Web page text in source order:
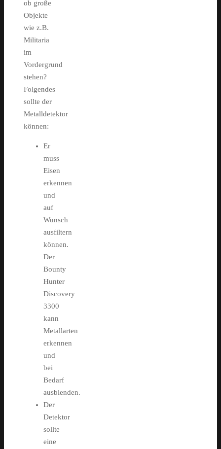
ob große
Objekte
wie z.B.
Militaria
im
Vordergrund
stehen?
Folgendes
sollte der
Metalldetektor
können:
Er
muss
Eisen
erkennen
und
auf
Wunsch
ausfiltern
können.
Der
Bounty
Hunter
Discovery
3300
kann
Metallarten
erkennen
und
bei
Bedarf
ausblenden.
Der
Detektor
sollte
eine